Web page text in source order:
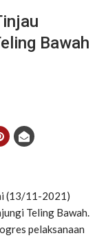
Bawah
(13/11-2021)
Teling Bawah.
pelaksanaan